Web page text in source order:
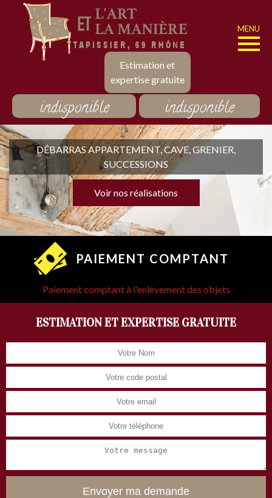
Estimation et
expertise gratuite
MENU
indisponible indisponible
DÉBARRAS APPARTEMENT, CAVE, GRENIER,
SUCCESSIONS
Voir nos réalisations
PAIEMENT COMPTANT
Paiement comptant à l'enlèvement des objets
ESTIMATION ET EXPERTISE GRATUITE